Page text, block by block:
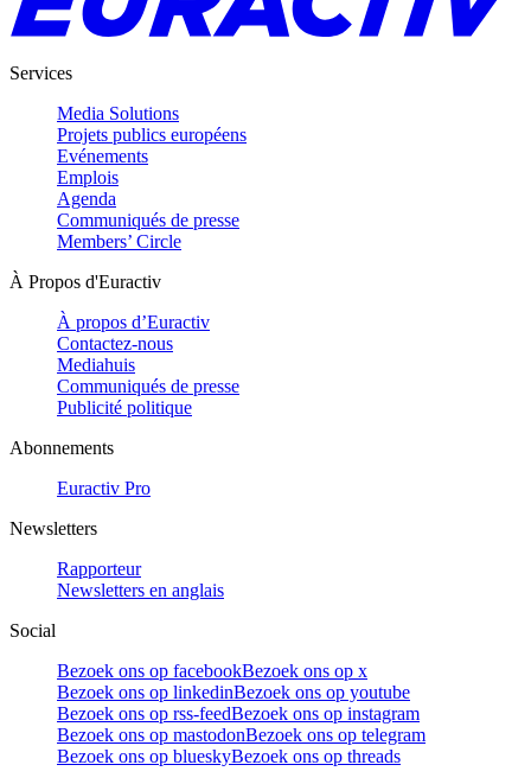
Services
Media Solutions
Projets publics européens
Evénements
Emplois
Agenda
Communiqués de presse
Members’ Circle
À Propos d'Euractiv
À propos d’Euractiv
Contactez-nous
Mediahuis
Communiqués de presse
Publicité politique
Abonnements
Euractiv Pro
Newsletters
Rapporteur
Newsletters en anglais
Social
Bezoek ons op facebookBezoek ons op x
Bezoek ons op linkedinBezoek ons op youtube
Bezoek ons op rss-feedBezoek ons op instagram
Bezoek ons op mastodonBezoek ons op telegram
Bezoek ons op blueskyBezoek ons op threads